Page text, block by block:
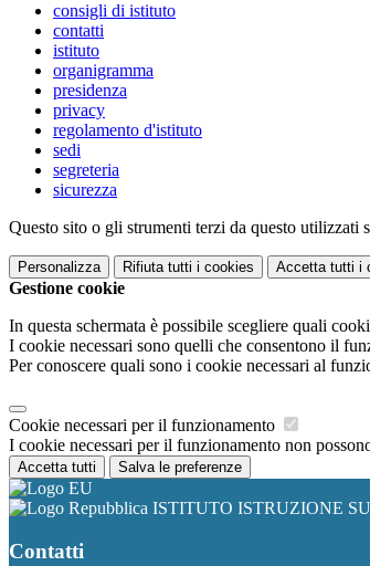
consigli di istituto
contatti
istituto
organigramma
presidenza
privacy
regolamento d'istituto
sedi
segreteria
sicurezza
Questo sito o gli strumenti terzi da questo
Personalizza Rifiuta tutti i cookies Accetta tutti i
Gestione cookie
In questa schermata è possibile scegliere quali
I cookie necessari sono quelli che consentono il
Per conoscere quali sono i cookie necessari al
Cookie necessari per il funzionamento
I cookie necessari per il funzionamento non
Accetta tutti Salva le preferenze
ISTITUTO ISTRUZIONE
Contatti